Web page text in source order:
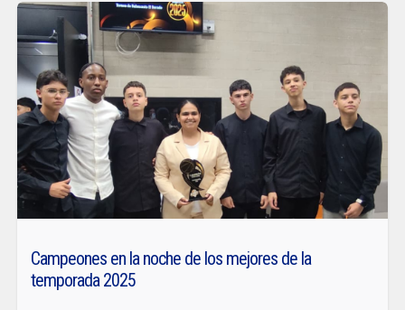
Campeones en la noche de los mejores de la
temporada 2025